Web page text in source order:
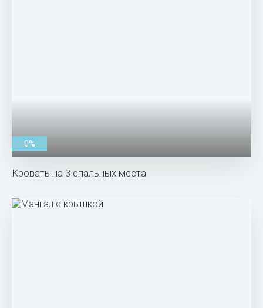
0%
Кровать на 3 спальных места